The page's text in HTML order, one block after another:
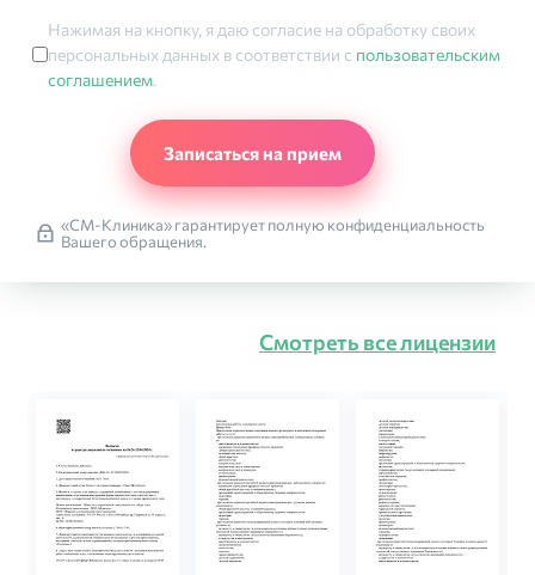
Нажимая на кнопку, я даю согласие на обработку своих
персональных данных в соответствии с пользовательским
соглашением.
«СМ-Клиника» гарантирует полную конфиденциальность
Вашего обращения.
Смотреть все лицензии